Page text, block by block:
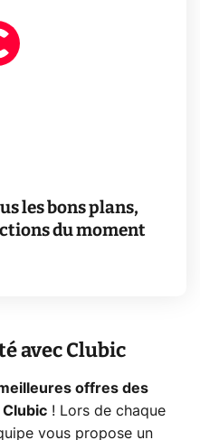
les bons plans,
du moment
avec Clubic
offres des
! Lors de chaque
vous propose un